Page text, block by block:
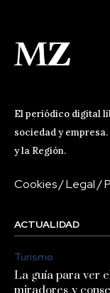
El periódico digital
sociedad y
y la Región.
Cookies/Legal/
ACTUALIDAD
Turismo
La guía para ver
miradores y